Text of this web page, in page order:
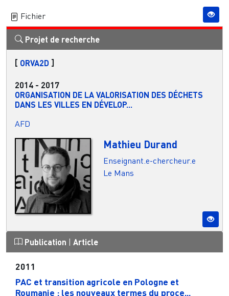
Fichier
Projet de recherche
[ ORVA2D ]
2014 - 2017
ORGANISATION DE LA VALORISATION DES DÉCHETS
DANS LES VILLES EN DÉVELOP...
AFD
Mathieu Durand
Enseignant.e-chercheur.e
Le Mans
Publication | Article
2011
PAC et transition agricole en Pologne et
Roumanie : les nouveaux termes du proce...